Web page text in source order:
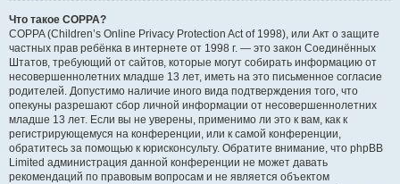
Что такое COPPA?
COPPA (Children’s Online Privacy Protection Act of 1998), или Акт о защите
частных прав ребёнка в интернете от 1998 г. — это закон Соединённых
Штатов, требующий от сайтов, которые могут собирать информацию от
несовершеннолетних младше 13 лет, иметь на это письменное согласие
родителей. Допустимо наличие иного вида подтверждения того, что
опекуны разрешают сбор личной информации от несовершеннолетних
младше 13 лет. Если вы не уверены, применимо ли это к вам, как к
регистрирующемуся на конференции, или к самой конференции,
обратитесь за помощью к юрисконсульту. Обратите внимание, что phpBB
Limited администрация данной конференции не может давать
рекомендаций по правовым вопросам и не является объектом